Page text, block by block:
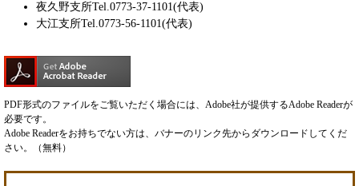
夜久野支所Tel.0773-37-1101(代表)
大江支所Tel.0773-56-1101(代表)
PDF形式のファイルをご覧いただく場合には、Adobe社が提供するAdobe Readerが
必要です。
Adobe Readerをお持ちでない方は、バナーのリンク先からダウンロードしてくだ
さい。（無料）